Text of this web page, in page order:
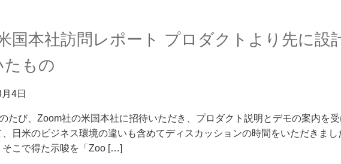
国本社訪問レポート プロダクトより先に設
たもの
4日
たび、Zoom社の米国本社に招待いただき、プロダクト説明とデモの案内を
、日米のビジネス環境の違いも含めてディスカッションの時間をいただきまし
そこで得た示唆を「Zoo […]